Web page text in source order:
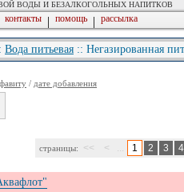
ВОДЫ И БЕЗАЛКОГОЛЬНЫХ НАПИТКОВ
контакты | помощь | рассылка
Вода питьевая :: Негазированная
/ дате добавления
страницы: << < ... 1 2 3 4